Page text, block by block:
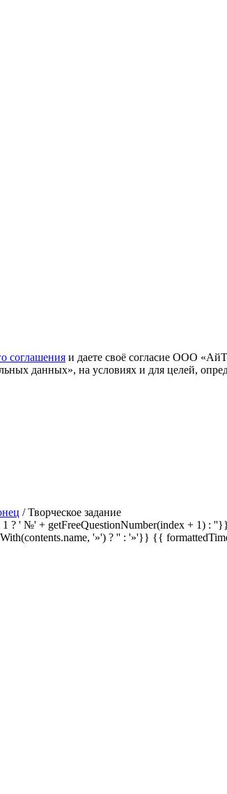
соглашения и даете своё согласие ООО
данных», на условиях и для целей,
/ Творческое задание
? ' №' + getFreeQuestionNumber(index + 1) :
'»') ? '' : '»'}} {{